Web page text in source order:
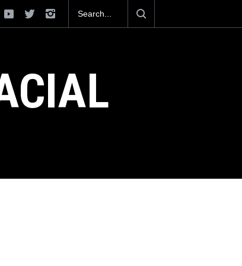
el cuarto exportador aeroespacial
13,600 millones de dólares en